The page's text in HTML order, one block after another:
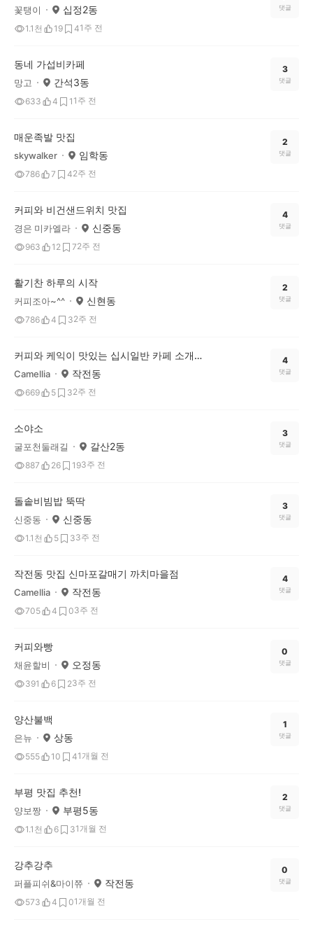
꽃탱이 십정2동
1.1천 19 41주 전
댓글
동네 가섭비카페
망고 간석3동
633 4 1 1주 전
3
댓글
매운족발 맛집
skywalker 임학동
786 7 42주 전
2
댓글
커피와 비건샌드위치 맛집
경은 미카엘라 신중동
963 12 72주 전
4
댓글
활기찬 하루의 시작
커피조아~^^ 신현동
786 4 32주 전
2
댓글
커피와 케익이 맛있는 십시일반 카페 소개합니다
Camellia 작전동
669 5 32주 전
4
댓글
소야소
굴포천둘래길 갈산2동
887 26 193주 전
3
댓글
돌솥비빔밥 뚝딱
신중동 신중동
1.1천 5 33주 전
3
댓글
작전동 맛집 신마포갈매기 까치마을점
Camellia 작전동
705 4 03주 전
4
댓글
커피와빵
채윤할비 오정동
391 6 23주 전
0
댓글
양산불백
은뉴 상동
555 10 41개월 전
1
댓글
부평 맛집 추천!
양보짱 부평5동
1.1천 6 31개월 전
2
댓글
강추강추
퍼플피쉬&마이쮸 작전동
573 4 01개월 전
0
댓글